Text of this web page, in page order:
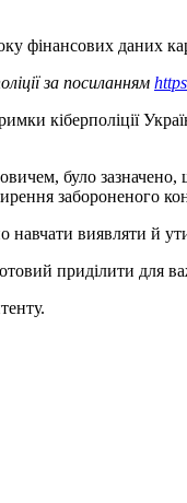
фінансових даних
за посиланням
кіберполіції
було
забороненого
навчати виявляти й
приділити для